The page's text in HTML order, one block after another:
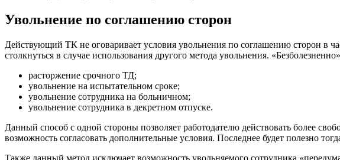
Увольнение по соглашению сторон
Действующий ТК не оговаривает условия увольнения по соглашению сторон в
столкнуться в случае использования другого метода увольнения.
расторжение срочного ТД;
увольнение на испытательном сроке;
увольнение сотрудника на больничном;
увольнение сотрудника в декретном отпуске.
Данный способ с одной стороны позволяет работодателю действовать более
возможность согласовать дополнительные условия. Последнее будет полезно
Также данный метод исключает возможность увольняемого сотрудника